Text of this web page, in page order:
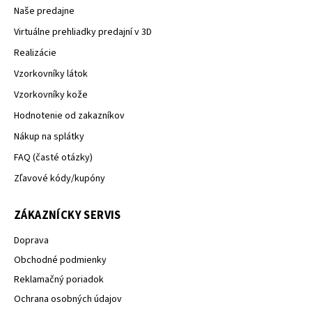
Naše predajne
Virtuálne prehliadky predajní v 3D
Realizácie
Vzorkovníky látok
Vzorkovníky kože
Hodnotenie od zakazníkov
Nákup na splátky
FAQ (časté otázky)
Zľavové kódy/kupóny
ZÁKAZNÍCKY SERVIS
Doprava
Obchodné podmienky
Reklamačný poriadok
Ochrana osobných údajov